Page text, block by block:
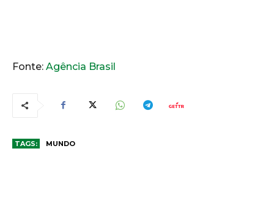
Fonte: Agência Brasil
TAGS: MUNDO